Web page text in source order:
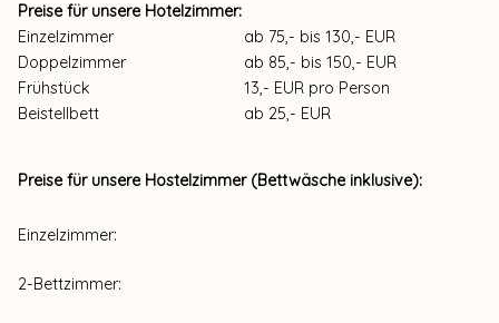
Preise für unsere Hotelzimmer:
Einzelzimmer
ab 75,- bis 130,- EUR
Doppelzimmer
ab 85,- bis 150,- EUR
Frühstück
13,- EUR pro Person
Beistellbett
ab 25,- EUR
Preise für unsere Hostelzimmer (Bettwäsche inklusive):
Einzelzimmer:
2-Bettzimmer: